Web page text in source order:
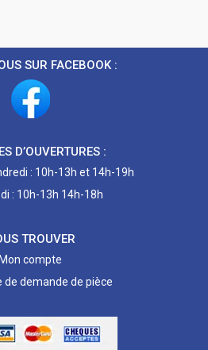
SUR FACEBOOK :
D’OUVERTURES :
: 10h-13h et 14h-19h
: 10h-13h 14h-18h
TROUVER
Mon compte
de demande de pièce